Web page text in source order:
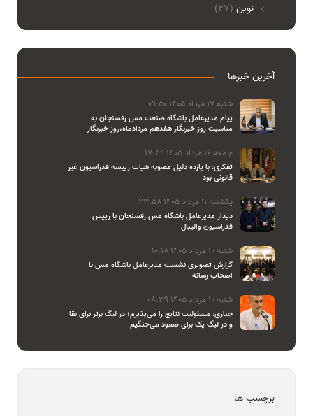
نوین (27)
آخرین خبرها
شنبه 17 مرداد 1405 09:50
پیام مدیرعامل باشگاه صنعت مس رفسنجان به
مناسبت روز خبرنگار هفدهم مردادماه،روز خبرنگار
جمعه 16 مرداد 1405 17:49
تفکری: با یازده دلیل مصوبه هیات رییسه فدراسیون غیر
قانونی بود
یکشنبه 11 مرداد 1405 23:58
دیدار مدیرعامل باشگاه مس رفسنجان با رییس
فدراسیون والیبال
شنبه 10 مرداد 1405 10:18
گزارش تصویری نشست مدیرعامل باشگاه مس با
اصحاب رسانه
شنبه 10 مرداد 1405 08:39
جباری: مسئولیت نتایج را می‌پذیرم؛ در لیگ برتر برای بقا
و در لیگ یک برای صعود می‌جنگیم
برچسب ها